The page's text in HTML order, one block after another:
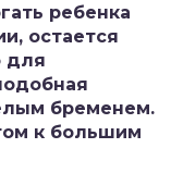
ребенка
остается
для
бременем.
к большим